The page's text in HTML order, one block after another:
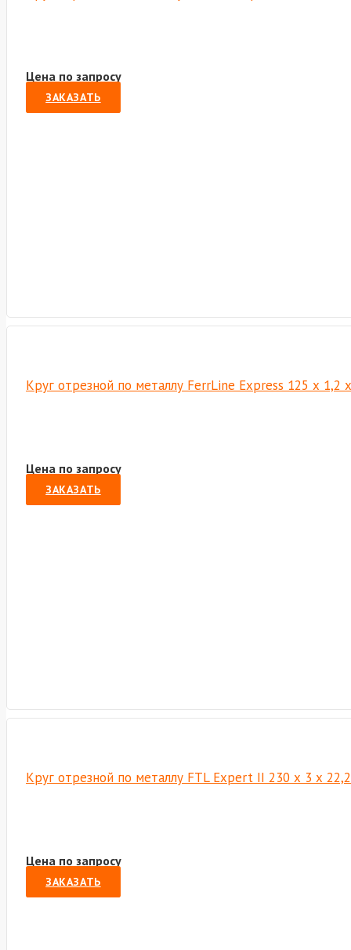
Цена по запросу
ЗАКАЗАТЬ
Круг отрезной по металлу FerrLine Express 125 х 1,2
Цена по запросу
ЗАКАЗАТЬ
Круг отрезной по металлу FTL Expert II 230 х 3 х
Цена по запросу
ЗАКАЗАТЬ